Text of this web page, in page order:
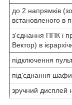
до 2 напрямків
встановленого в
з'єднання ППК і
Вектор) в
підключення
під'єднання
зручний дисплей